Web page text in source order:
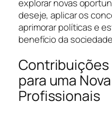
explorar novas
deseje, aplicar os
aprimorar políticas e
benefício da
Contribuições
para uma
Profissionais